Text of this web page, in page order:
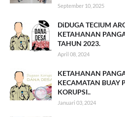
September 10, 2025
DiDUGA TECIUM
KETAHANAN
TAHUN 2023.
April 08, 2024
KETAHANAN
KECAMATAN BUAY
KORUPSI..
Januari 03, 2024